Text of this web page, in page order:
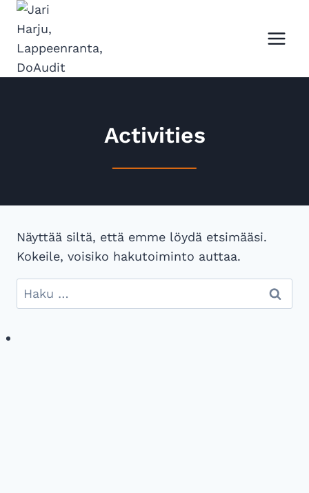
Siirry
sisältöön
Activities
Näyttää siltä, että emme löydä etsimääsi.
Kokeile, voisiko hakutoiminto auttaa.
Haku: